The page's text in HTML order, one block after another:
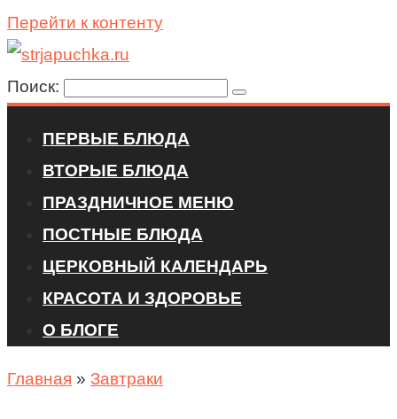
Перейти к контенту
Поиск:
ПЕРВЫЕ БЛЮДА
ВТОРЫЕ БЛЮДА
ПРАЗДНИЧНОЕ МЕНЮ
ПОСТНЫЕ БЛЮДА
ЦЕРКОВНЫЙ КАЛЕНДАРЬ
КРАСОТА И ЗДОРОВЬЕ
О БЛОГЕ
Главная » Завтраки